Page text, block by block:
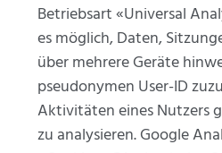
Betriebsart «Universal
es möglich, Daten,
über mehrere Geräte
pseudonymen User-ID
Aktivitäten eines Nutzers
zu analysieren. Google